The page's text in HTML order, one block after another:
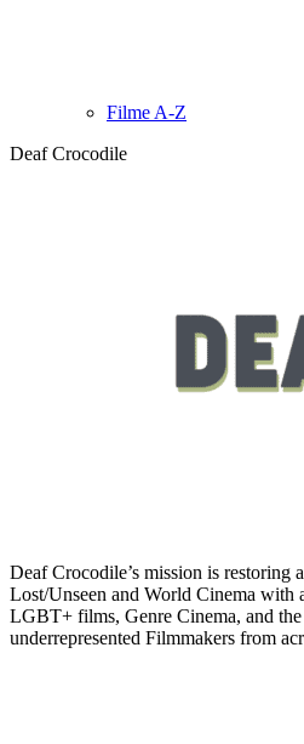
Filme A-Z
Deaf Crocodile
Deaf Crocodile’s mission is restoring
Lost/Unseen and World Cinema with
LGBT+ films, Genre Cinema, and
underrepresented Filmmakers from